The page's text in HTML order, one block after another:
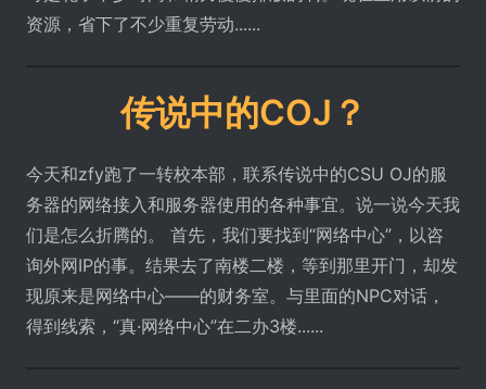
资源，省下了不少重复劳动......
传说中的COJ？
今天和zfy跑了一转校本部，联系传说中的CSU OJ的服
务器的网络接入和服务器使用的各种事宜。说一说今天我
们是怎么折腾的。 首先，我们要找到“网络中心”，以咨
询外网IP的事。结果去了南楼二楼，等到那里开门，却发
现原来是网络中心——的财务室。与里面的NPC对话，
得到线索，“真·网络中心”在二办3楼......